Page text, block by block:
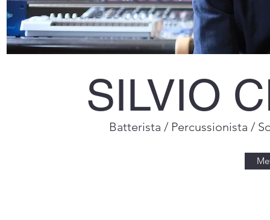
SILVIO
Batterista / Percussionista /